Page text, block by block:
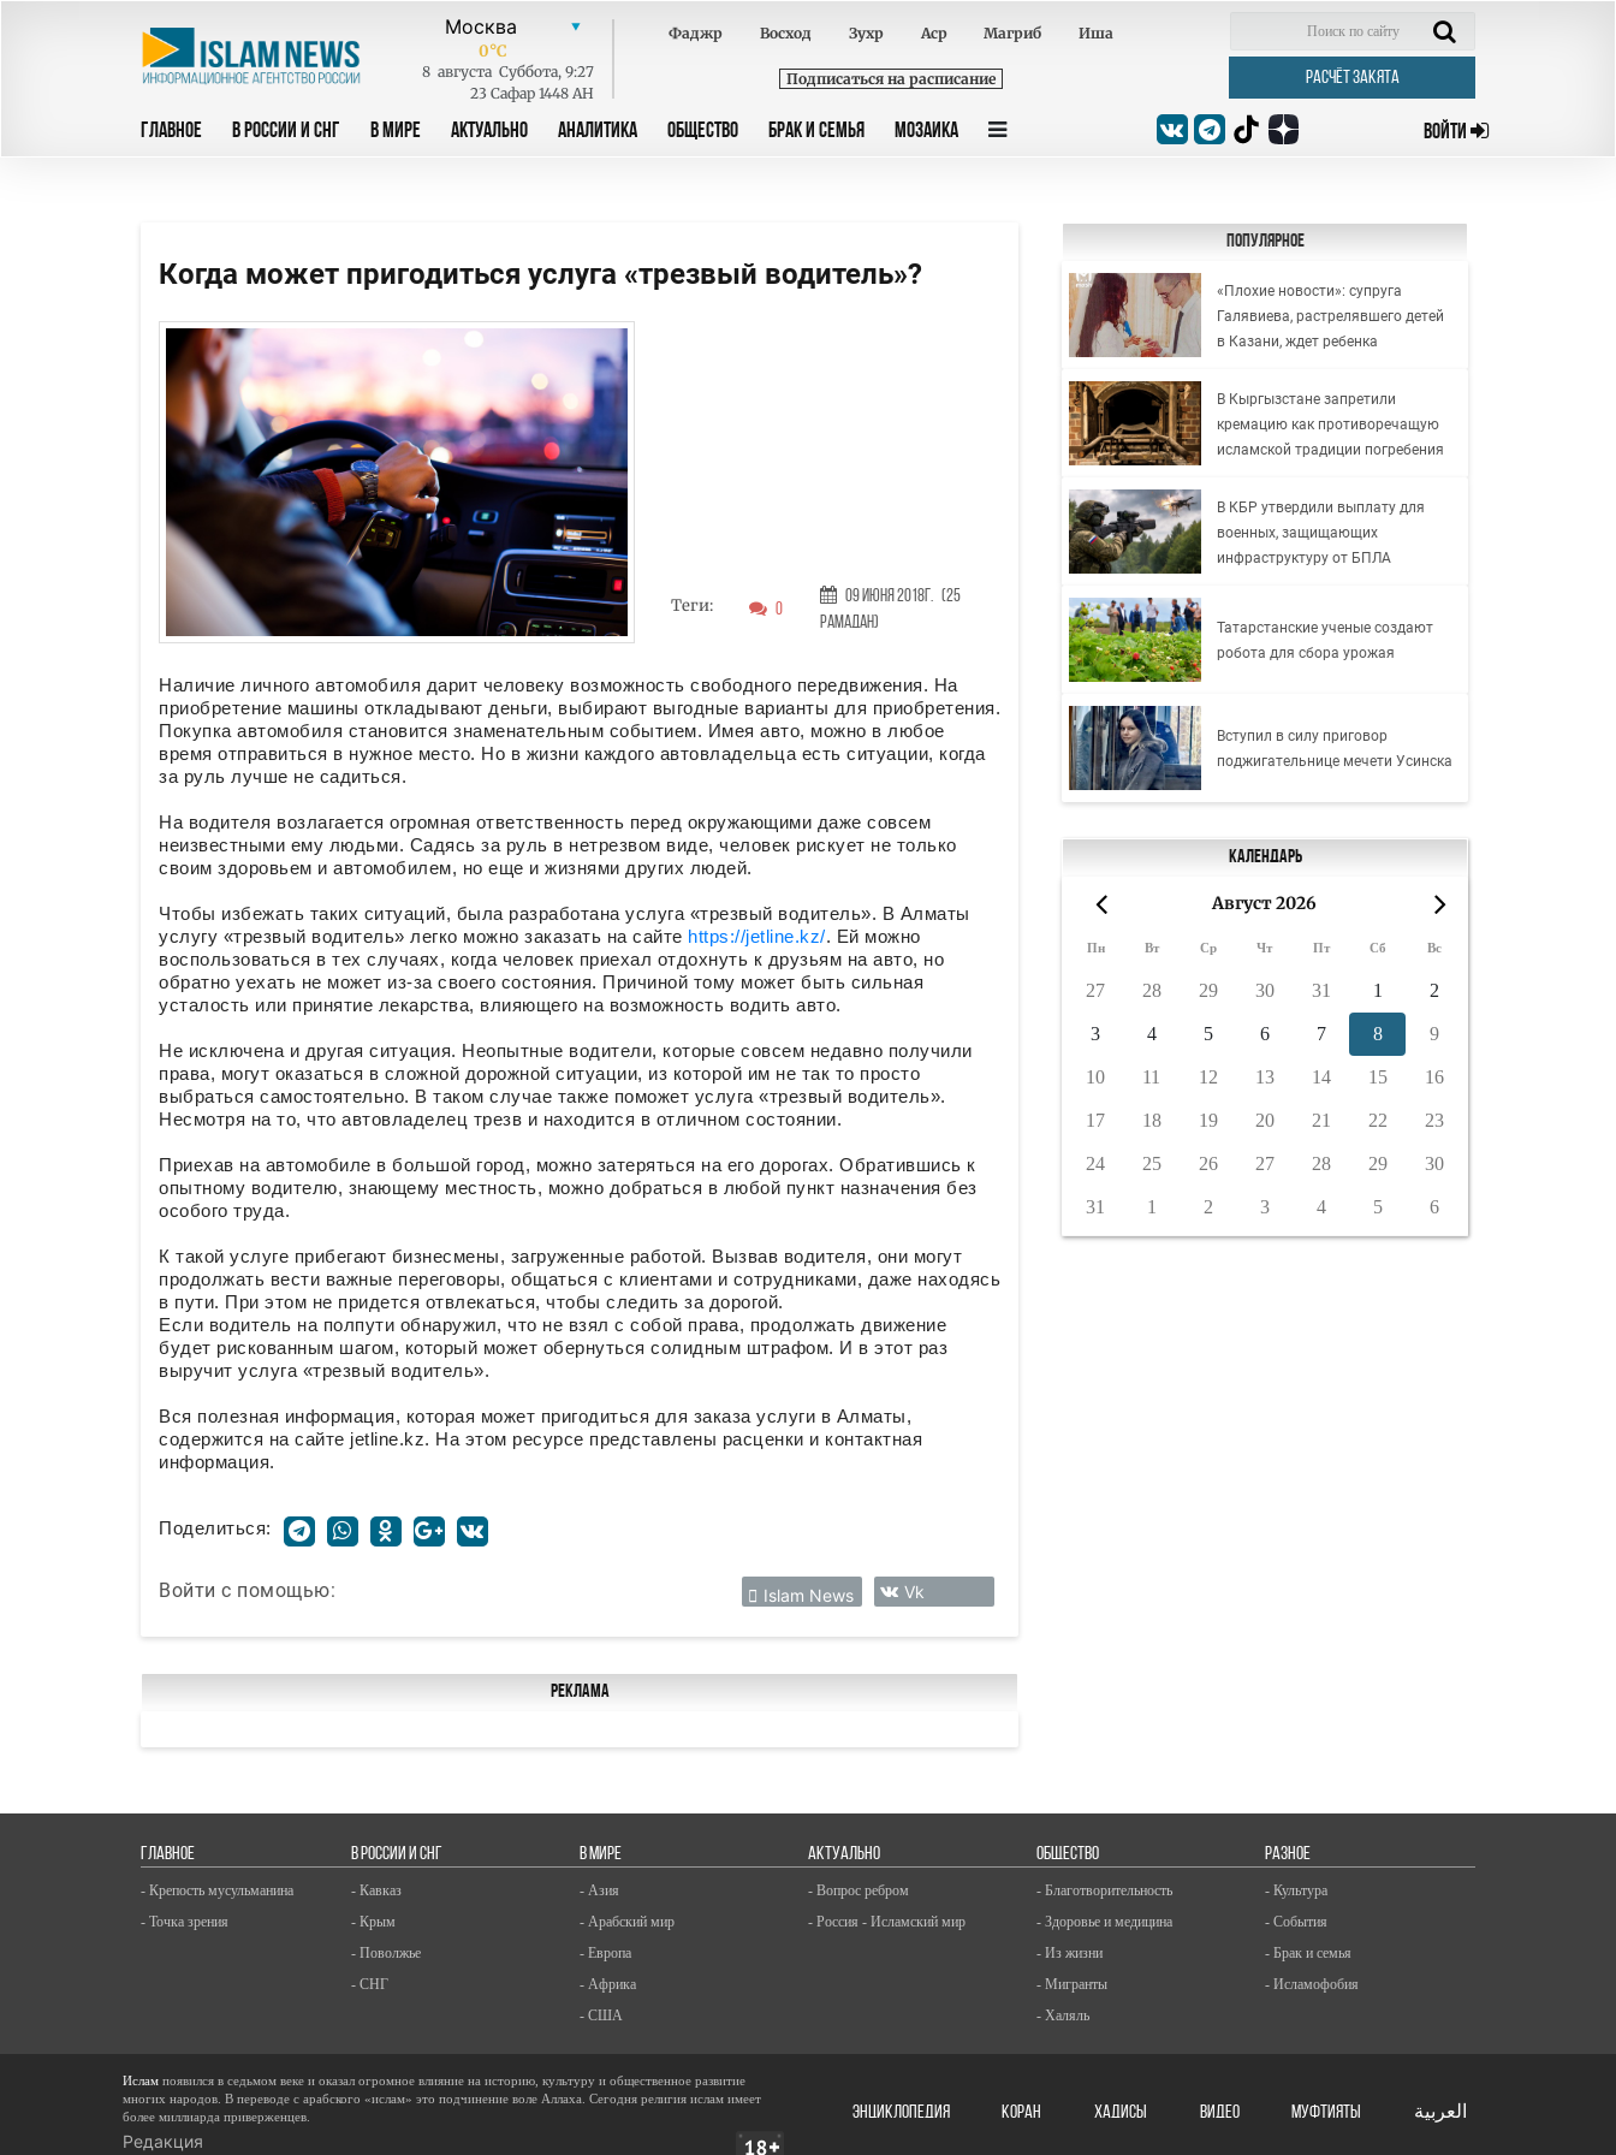
0°C
8 августа Суббота, 9:27
23 Сафар 1448 AH
Фаджр Восход Зухр Аср Магриб Иша
Подписаться на расписание РАСЧЁТ ЗАКЯТА
ГЛАВНОЕ В РОССИИ И СНГ В МИРЕ АКТУАЛЬНО АНАЛИТИКА ОБЩЕСТВО БРАК И СЕМЬЯ МОЗАИКА ВОЙТИ
Когда может пригодиться услуга «трезвый водитель»?
Теги: 0
09 Июня 2018г. (25
Рамадан)
Наличие личного автомобиля дарит человеку возможность свободного передвижения. На
приобретение машины откладывают деньги, выбирают выгодные варианты для приобретения.
Покупка автомобиля становится знаменательным событием. Имея авто, можно в любое
время отправиться в нужное место. Но в жизни каждого автовладельца есть ситуации, когда
за руль лучше не садиться.
На водителя возлагается огромная ответственность перед окружающими даже совсем
неизвестными ему людьми. Садясь за руль в нетрезвом виде, человек рискует не только
своим здоровьем и автомобилем, но еще и жизнями других людей.
Чтобы избежать таких ситуаций, была разработана услуга «трезвый водитель». В Алматы
услугу «трезвый водитель» легко можно заказать на сайте https://jetline.kz/. Ей можно
воспользоваться в тех случаях, когда человек приехал отдохнуть к друзьям на авто, но
обратно уехать не может из-за своего состояния. Причиной тому может быть сильная
усталость или принятие лекарства, влияющего на возможность водить авто.
Не исключена и другая ситуация. Неопытные водители, которые совсем недавно получили
права, могут оказаться в сложной дорожной ситуации, из которой им не так то просто
выбраться самостоятельно. В таком случае также поможет услуга «трезвый водитель».
Несмотря на то, что автовладелец трезв и находится в отличном состоянии.
Приехав на автомобиле в большой город, можно затеряться на его дорогах. Обратившись к
опытному водителю, знающему местность, можно добраться в любой пункт назначения без
особого труда.
К такой услуге прибегают бизнесмены, загруженные работой. Вызвав водителя, они могут
продолжать вести важные переговоры, общаться с клиентами и сотрудниками, даже находясь
в пути. При этом не придется отвлекаться, чтобы следить за дорогой.
Если водитель на полпути обнаружил, что не взял с собой права, продолжать движение
будет рискованным шагом, который может обернуться солидным штрафом. И в этот раз
выручит услуга «трезвый водитель».
Вся полезная информация, которая может пригодиться для заказа услуги в Алматы,
содержится на сайте jetline.kz. На этом ресурсе представлены расценки и контактная
информация.
Поделиться:
Войти с помощью: Islam News Vk
Реклама
Популярное
«Плохие новости»: супруга
Галявиева, растрелявшего детей
в Казани, ждет ребенка
В Кыргызстане запретили
кремацию как противоречащую
исламской традиции погребения
В КБР утвердили выплату для
военных, защищающих
инфраструктуру от БПЛА
Татарстанские ученые создают
робота для сбора урожая
Вступил в силу приговор
поджигательнице мечети Усинска
Календарь
Август 2026
Пн Вт Ср Чт Пт Сб Вс
27 28 29 30 31 1 2
3 4 5 6 7 8 9
10 11 12 13 14 15 16
17 18 19 20 21 22 23
24 25 26 27 28 29 30
31 1 2 3 4 5 6
ГЛАВНОЕ
- Крепость мусульманина
- Точка зрения
В РОССИИ И СНГ
- Кавказ
- Крым
- Поволжье
- СНГ
В МИРЕ
- Азия
- Арабский мир
- Европа
- Африка
- США
АКТУАЛЬНО
- Вопрос ребром
- Россия - Исламский мир
ОБЩЕСТВО
- Благотворительность
- Здоровье и медицина
- Из жизни
- Мигранты
- Халяль
РАЗНОЕ
- Культура
- События
- Брак и семья
- Исламофобия
Ислам появился в седьмом веке и оказал огромное влияние на историю, культуру и общественное развитие
многих народов. В переводе с арабского «ислам» это подчинение воле Аллаха. Сегодня религия ислам имеет
более миллиарда приверженцев.
Редакция
ЭНЦИКЛОПЕДИЯ КОРАН ХАДИСЫ ВИДЕО Муфтияты العربية